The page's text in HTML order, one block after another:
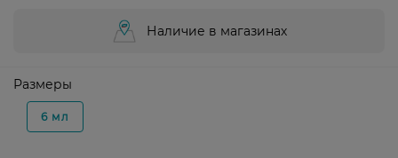
Наличие в магазинах
Размеры
6 мл